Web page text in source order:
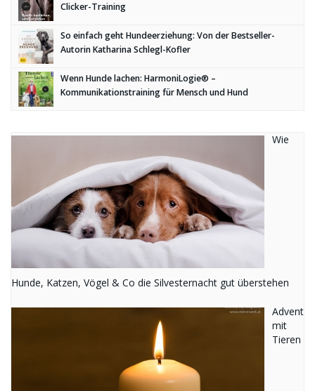
Clicker-Training
So einfach geht Hundeerziehung: Von der Bestseller-
Autorin Katharina Schlegl-Kofler
Wenn Hunde lachen: HarmoniLogie® –
Kommunikationstraining für Mensch und Hund
Wie
Hunde, Katzen, Vögel & Co die Silvesternacht gut überstehen
Advent
mit
Tieren